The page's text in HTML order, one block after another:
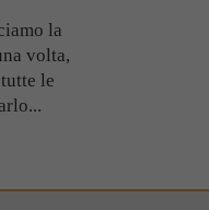
la
volta,
le